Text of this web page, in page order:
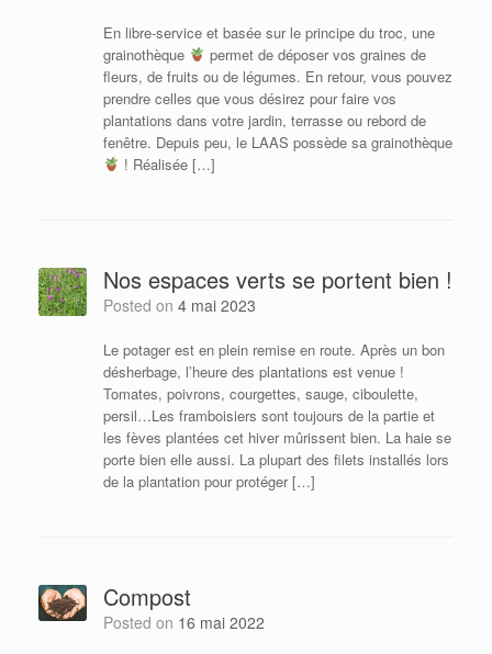
En libre-service et basée sur le principe du troc, une
grainothèque
permet de déposer vos graines de
fleurs, de fruits ou de légumes. En retour, vous pouvez
prendre celles que vous désirez pour faire vos
plantations dans votre jardin, terrasse ou rebord de
fenêtre. Depuis peu, le LAAS possède sa grainothèque
! Réalisée […]
Nos espaces verts se portent bien !
Posted on 4 mai 2023
Le potager est en plein remise en route. Après un bon
désherbage, l’heure des plantations est venue !
Tomates, poivrons, courgettes, sauge, ciboulette,
persil…Les framboisiers sont toujours de la partie et
les fèves plantées cet hiver mûrissent bien. La haie se
porte bien elle aussi. La plupart des filets installés lors
de la plantation pour protéger […]
Compost
Posted on 16 mai 2022